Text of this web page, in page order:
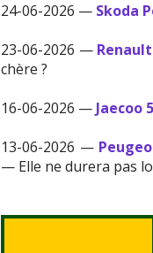
24-06-2026 — Skoda
23-06-2026 —
chère ?
16-06-2026 — Jaecoo
13-06-2026 —
— Elle ne durera pas